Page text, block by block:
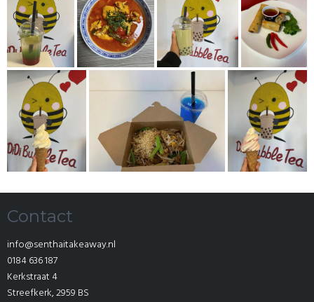
Contact
info@senthaitakeaway.nl
0184 636 187
Kerkstraat 4
Streefkerk,2959 BS